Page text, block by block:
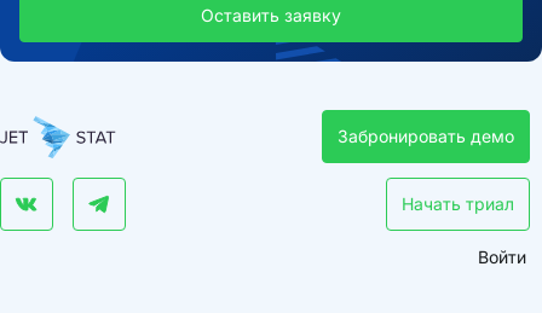
Оставить заявку
Забронировать демо
Начать триал
Войти